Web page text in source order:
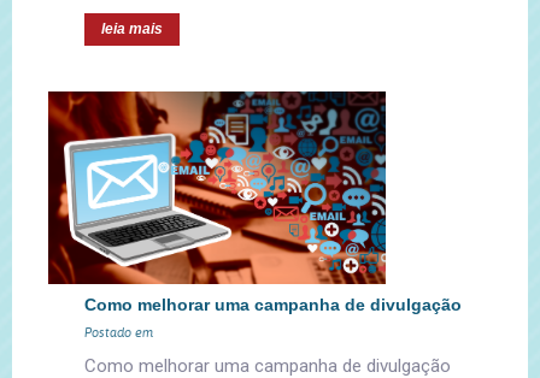
leia mais
Como melhorar uma campanha de divulgação
Postado em
Como melhorar uma campanha de divulgação